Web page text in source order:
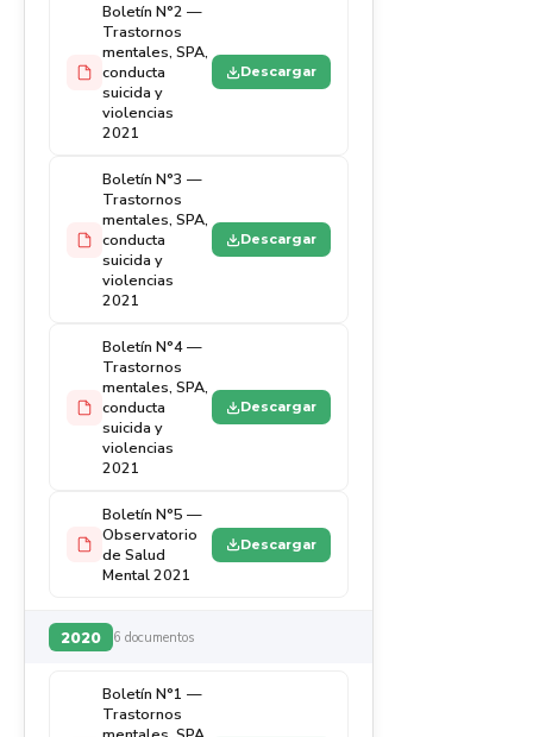
Boletín N°2 —
Trastornos
mentales, SPA,
conducta
suicida y
violencias
2021
Descargar
Boletín N°3 —
Trastornos
mentales, SPA,
conducta
suicida y
violencias
2021
Descargar
Boletín N°4 —
Trastornos
mentales, SPA,
conducta
suicida y
violencias
2021
Descargar
Boletín N°5 —
Observatorio
de Salud
Mental 2021
Descargar
2020 6 documentos
Boletín N°1 —
Trastornos